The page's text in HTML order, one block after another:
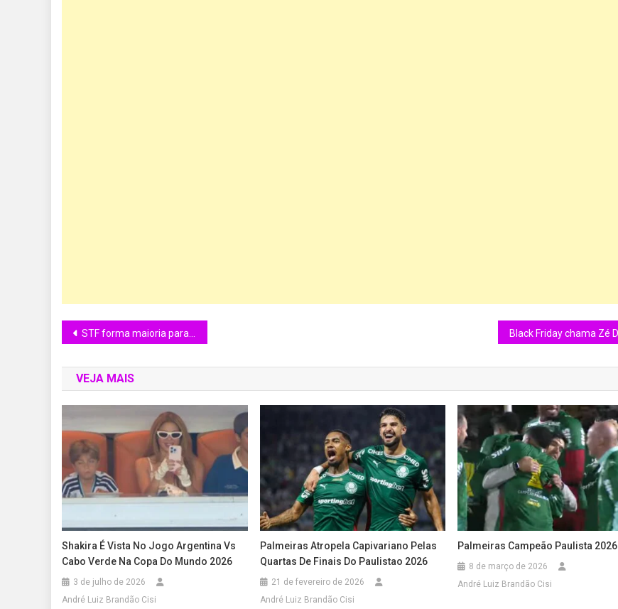
STF forma maioria para tornar Eduardo Bolsonaro réu por coação
VEJA MAIS
Shakira É Vista No Jogo Argentina Vs
Cabo Verde Na Copa Do Mundo 2026
3 de julho de 2026
André Luiz Brandão Cisi
Palmeiras Atropela Capivariano Pelas
Quartas De Finais Do Paulistao 2026
21 de fevereiro de 2026
André Luiz Brandão Cisi
Palmeiras Campeão Paulista 2026
8 de março de 2026
André Luiz Brandão Cisi